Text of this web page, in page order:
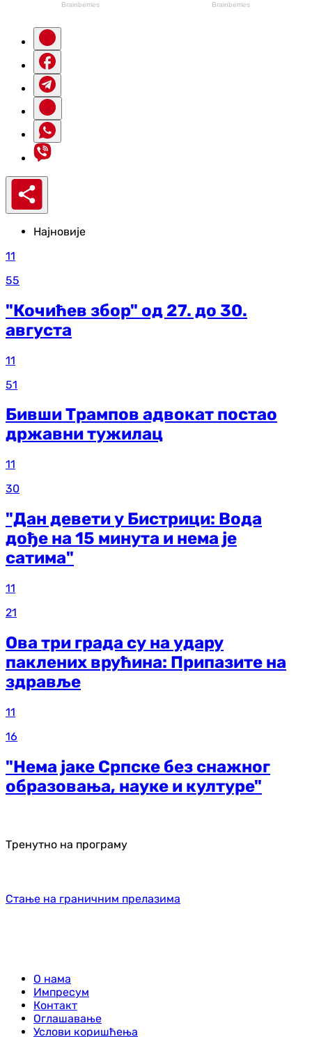
Најновије
11
55
"Кочићев збор" од 27. до 30.
августа
11
51
Бивши Трампов адвокат постао
државни тужилац
11
30
"Дан девети у Бистрици: Вода
дође на 15 минута и нема је
сатима"
11
21
Ова три града су на удару
паклених врућина: Припазите на
здравље
11
16
"Нема јаке Српске без снажног
образовања, науке и културе"
Тренутно на програму
Стање на граничним прелазима
О нама
Импресум
Контакт
Оглашавање
Услови коришћења